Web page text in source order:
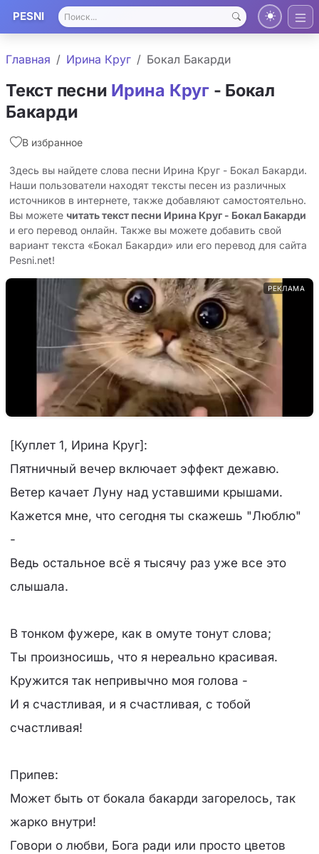
PESNI
Главная Ирина Круг Бокал Бакарди
Текст песни Ирина Круг- Бокал
Бакарди
В избранное
Здесь вы найдете слова песни Ирина Круг - Бокал Бакарди.
Наши пользователи находят тексты песен из различных
источников в интернете, также добавляют самостоятельно.
Вы можете читать текст песни Ирина Круг - Бокал Бакарди
и его перевод онлайн. Также вы можете добавить свой
вариант текста «Бокал Бакарди» или его перевод для сайта
Pesni.net!
РЕКЛАМА
[Куплет 1, Ирина Круг]:
Пятничный вечер включает эффект дежавю.
Ветер качает Луну над уставшими крышами.
Кажется мне, что сегодня ты скажешь "Люблю"
-
Ведь остальное всё я тысячу раз уже все это
слышала.
В тонком фужере, как в омуте тонут слова;
Ты произносишь, что я нереально красивая.
Кружится так непривычно моя голова -
И я счастливая, и я счастливая, с тобой
счастливая!
Припев:
Может быть от бокала бакарди загорелось, так
жарко внутри!
Говори о любви, Бога ради или просто цветов